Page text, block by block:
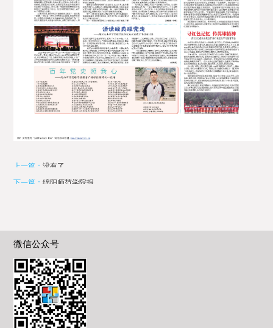
上一篇：没有了
下一篇：绵阳师范学院报
微信公众号